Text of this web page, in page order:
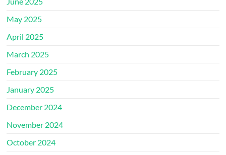
May 2025
April 2025
March 2025
February 2025
January 2025
December 2024
November 2024
October 2024